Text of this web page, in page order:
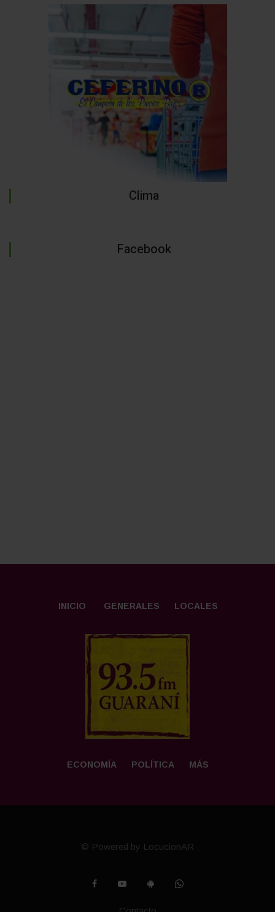
Clima
Facebook
INICIO GENERALES LOCALES
ECONOMÍA POLÍTICA MÁS
© Powered by LocucionAR